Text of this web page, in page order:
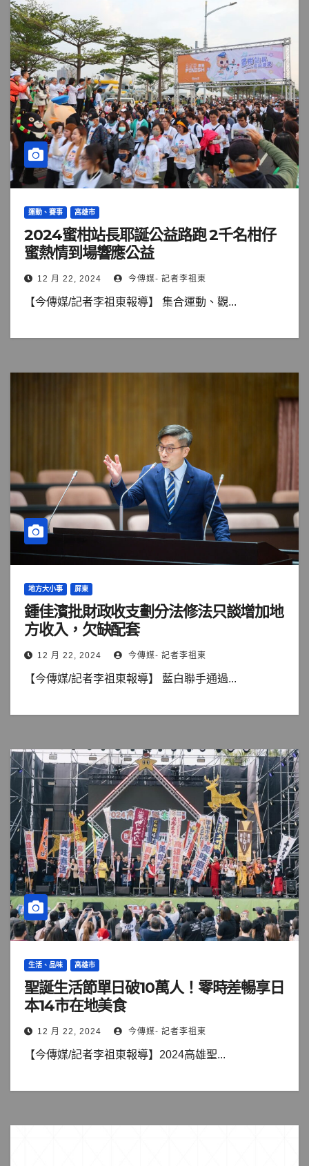
運動、賽事 高雄市
2024蜜柑站長耶誕公益路跑 2千名柑仔
蜜熱情到場響應公益
12 月 22, 2024 今傳媒- 記者李祖東
【今傳媒/記者李祖東報導】 集合運動、觀...
地方大小事 屏東
鍾佳濱批財政收支劃分法修法只談增加地
方收入，欠缺配套
12 月 22, 2024 今傳媒- 記者李祖東
【今傳媒/記者李祖東報導】 藍白聯手通過...
生活、品味 高雄市
聖誕生活節單日破10萬人！零時差暢享日
本14市在地美食
12 月 22, 2024 今傳媒- 記者李祖東
【今傳媒/記者李祖東報導】2024高雄聖...